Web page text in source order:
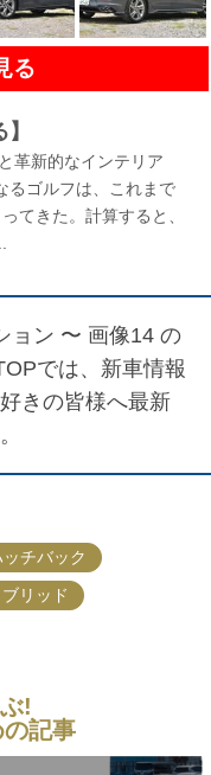
る
革新的なインテリア
るゴルフは、これまで
てきた。計算すると、
ョン 〜 画像14 の
では、新車情報
きの皆様へ最新
ッチバック
リッド
!
記事